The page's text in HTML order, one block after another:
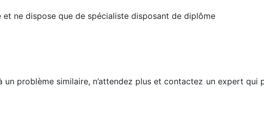
ne dispose que de spécialiste disposant de diplôme
problème similaire, n’attendez plus et contactez un expert qui